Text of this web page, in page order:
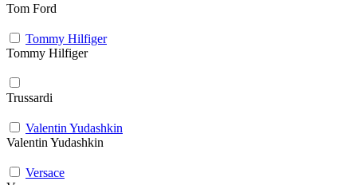
Tom Ford
Tommy Hilfiger
Tommy Hilfiger
Trussardi
Valentin Yudashkin
Valentin Yudashkin
Versace